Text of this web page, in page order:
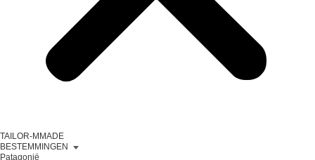
TAILOR-MMADE
BESTEMMINGEN
Patagonië